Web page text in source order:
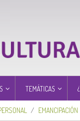
TEMÁTICAS
EMANCIPACIÓN